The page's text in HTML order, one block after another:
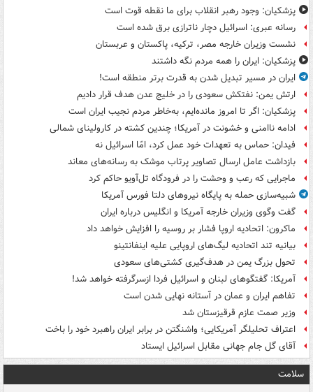
پزشکیان: وجود رهبر انقلاب برای ما نقطه قوت است
رسانه عبری: اسرائیل دچار ناترازی برق شده است
نشست وزیران خارجه مصر، ترکیه، پاکستان و عربستان
پزشکیان: ایران را همه مردم نگه داشتند
ایران در مسیر تبدیل شدن به قدرت برتر منطقه است!
ارتش یمن: نفتکش سعودی را در خلیج عدن هدف قرار دادیم
پزشکیان: اگر تا امروز مانده‌ایم، به‌خاطر مردم نجیب ایران است
ادامه ناامنی و خشونت در آمریکا؛ چندین کشته در کارولینای شمالی
فیدان: حماس به تعهدات خود عمل کرد، امّا اسرائیل نه
بازداشت عامل ارسال تصاویر پرتاب موشک به رسانه‌های معاند
ماجرایی که رعب و وحشت را در فرودگاه تل‌آویو حاکم کرد
شبیه‌سازی حمله به پایگاه نیروهای دلتا فورس آمریکا
گفت وگوی وزیران خارجه آمریکا و انگلیس درباره ایران
ماکرون: اتحادیه اروپا فشار بر روسیه را افزایش خواهد داد
بیانیه تند اتحادیه لیگ‌های اروپایی علیه اینفانتینو
تحول بزرگ یمن در هدف‌گیری کشتی‌های سعودی
آمریکا: گفتگوهای لبنان و اسرائیل فردا ازسرگرفته خواهد شد!
تفاهم ایران و عمان در آستانه نهایی شدن است
وزیر صمت عازم قرقیزستان شد
اعتراف تحلیلگر آمریکایی؛ واشنگتن در برابر ایران راهبرد خود را باخت
آقای گل جام جهانی مقابل اسرائیل ایستاد
سلامت